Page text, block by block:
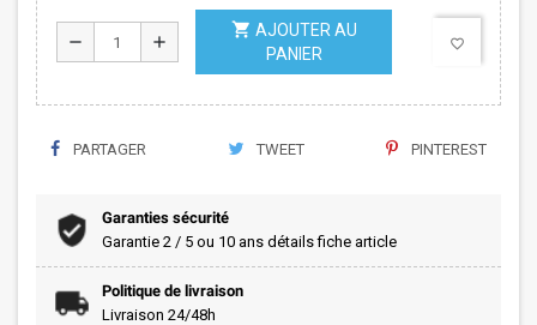
remove add
shopping_cart AJOUTER AU
PANIER
favorite_border
PARTAGER TWEET PINTEREST
Garanties sécurité
Garantie 2 / 5 ou 10 ans détails fiche article
Politique de livraison
Livraison 24/48h